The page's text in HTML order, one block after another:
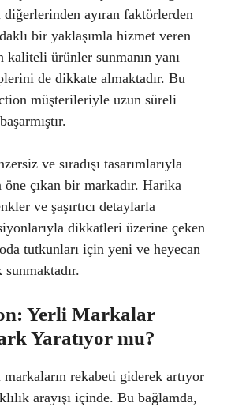
diğerlerinden ayıran faktörlerden
bir yaklaşımla hizmet veren
kaliteli ürünler sunmanın yanı
de dikkate almaktadır. Bu
müşterileriyle uzun süreli
ve sıradışı tasarımlarıyla
öne çıkan bir markadır. Harika
ve şaşırtıcı detaylarla
dikkatleri üzerine çeken
tutkunları için yeni ve heyecan
Yerli Markalar
Yaratıyor mu?
rekabeti giderek artıyor
arayışı içinde. Bu bağlamda,